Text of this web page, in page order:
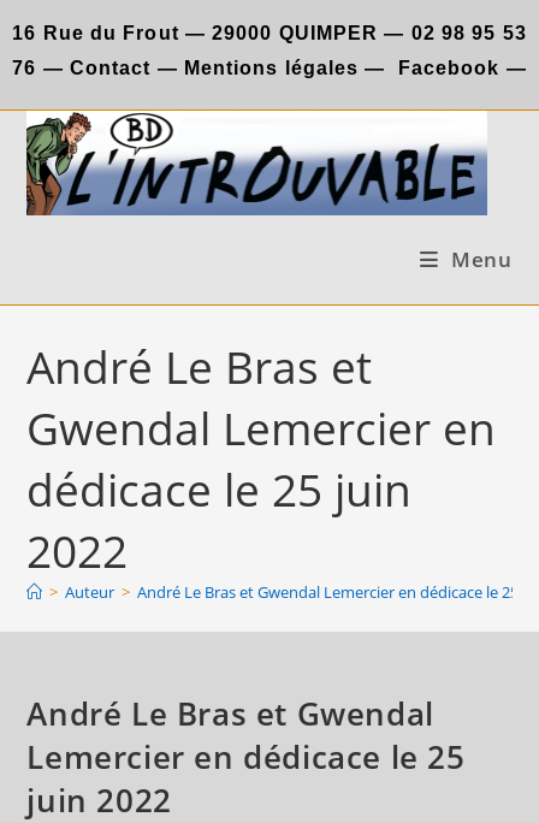
to
content
16 Rue du Frout —29000 QUIMPER — 02 98 95 53
76 — Contact — Mentions légales — Facebook —
Menu
André Le Bras et
Gwendal Lemercier en
dédicace le 25 juin
2022
> Auteur > André Le Bras et Gwendal Lemercier en dédicace le 25
André Le Bras et Gwendal
Lemercier en dédicace le 25
juin 2022